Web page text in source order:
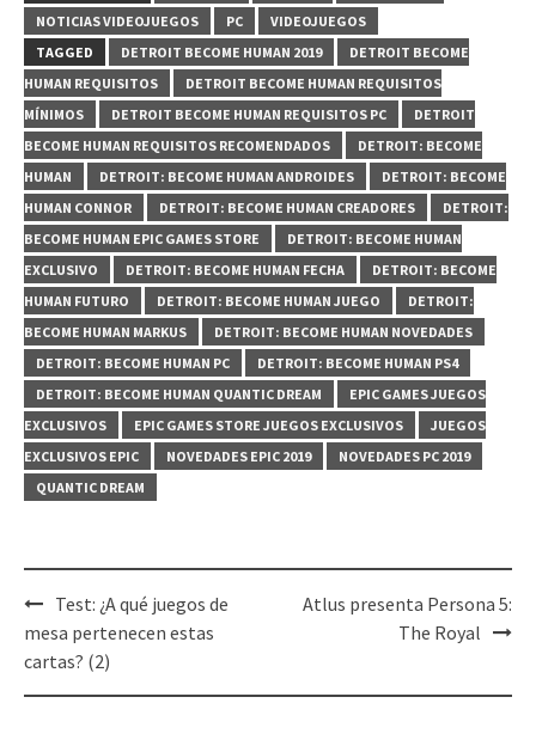
NOTICIAS VIDEOJUEGOS
PC
VIDEOJUEGOS
TAGGED
DETROIT BECOME HUMAN 2019
DETROIT BECOME
HUMAN REQUISITOS
DETROIT BECOME HUMAN REQUISITOS
MÍNIMOS
DETROIT BECOME HUMAN REQUISITOS PC
DETROIT
BECOME HUMAN REQUISITOS RECOMENDADOS
DETROIT: BECOME
HUMAN
DETROIT: BECOME HUMAN ANDROIDES
DETROIT: BECOME
HUMAN CONNOR
DETROIT: BECOME HUMAN CREADORES
DETROIT:
BECOME HUMAN EPIC GAMES STORE
DETROIT: BECOME HUMAN
EXCLUSIVO
DETROIT: BECOME HUMAN FECHA
DETROIT: BECOME
HUMAN FUTURO
DETROIT: BECOME HUMAN JUEGO
DETROIT:
BECOME HUMAN MARKUS
DETROIT: BECOME HUMAN NOVEDADES
DETROIT: BECOME HUMAN PC
DETROIT: BECOME HUMAN PS4
DETROIT: BECOME HUMAN QUANTIC DREAM
EPIC GAMES JUEGOS
EXCLUSIVOS
EPIC GAMES STORE JUEGOS EXCLUSIVOS
JUEGOS
EXCLUSIVOS EPIC
NOVEDADES EPIC 2019
NOVEDADES PC 2019
QUANTIC DREAM
Post
navigation
Test: ¿A qué juegos de
mesa pertenecen estas
cartas? (2)
Atlus presenta Persona 5:
The Royal